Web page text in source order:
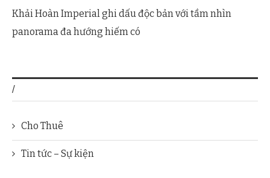
Khải Hoàn Imperial ghi dấu độc bản với tầm nhìn
panorama đa hướng hiếm có
/
Cho Thuê
Tin tức – Sự kiện